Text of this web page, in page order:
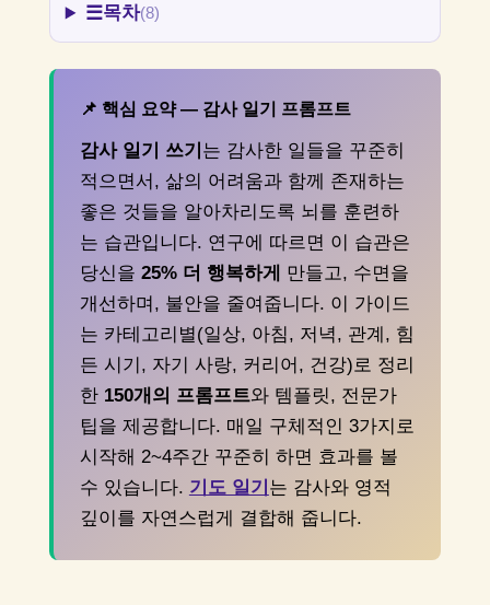
☰목차(8)
📌 핵심 요약 — 감사 일기 프롬프트
감사 일기 쓰기 는 감사한 일들을 꾸준히
적으면서, 삶의 어려움과 함께 존재하는
좋은 것들을 알아차리도록 뇌를 훈련하
는 습관입니다. 연구에 따르면 이 습관은
당신을 25% 더 행복하게
만들고, 수면을
개선하며, 불안을 줄여줍니다. 이 가이드
는 카테고리별(일상, 아침, 저녁, 관계, 힘
든 시기, 자기 사랑, 커리어, 건강)로 정리
한 150개의 프롬프트와 템플릿, 전문가
팁을 제공합니다. 매일 구체적인 3가지로
시작해 2~4주간 꾸준히 하면 효과를 볼
수 있습니다. 기도 일기 는 감사와 영적
깊이를 자연스럽게 결합해 줍니다.